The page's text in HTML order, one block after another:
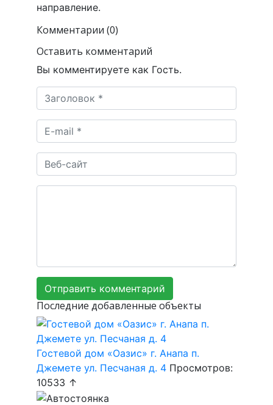
направление.
Комментарии (0)
Оставить комментарий
Вы комментируете как Гость.
Последние добавленные объекты
Гостевой дом «Оазис» г. Анапа п.
Джемете ул. Песчаная д. 4 Просмотров:
10533 ↑